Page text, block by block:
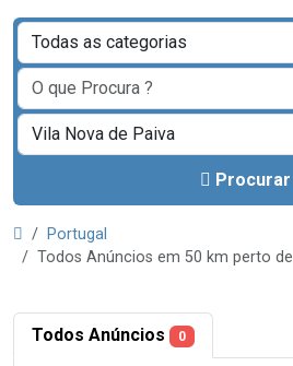
Procurar
Portugal
Todos Anúncios em 50 km perto
Todos Anúncios 0